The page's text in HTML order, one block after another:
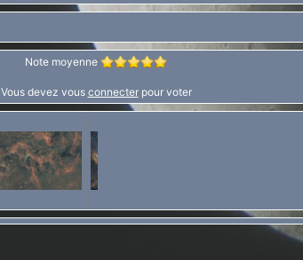
Note moyenne
Vous devez vous connecterpour voter